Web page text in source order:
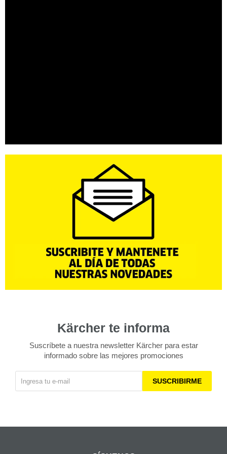
Kärcher te informa
Suscríbete a nuestra newsletter Kärcher para estar
informado sobre las mejores promociones
SUSCRIBIRME